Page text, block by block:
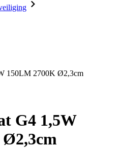
150LM 2700K Ø2,3cm
G4 1,5W